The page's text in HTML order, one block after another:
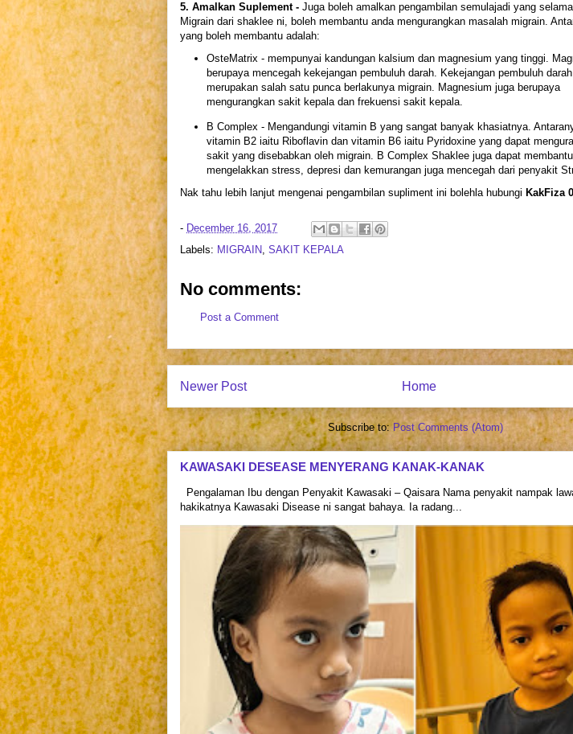
5. Amalkan Suplement - Juga boleh amalkan pengambilan semulajadi yang
Migrain dari shaklee ni, boleh membantu anda mengurangkan masalah migrain.
yang boleh membantu adalah:
OsteMatrix - mempunyai kandungan kalsium dan magnesium yang tinggi.
berupaya mencegah kekejangan pembuluh darah. Kekejangan pembuluh darah
merupakan salah satu punca berlakunya migrain. Magnesium juga berupaya
mengurangkan sakit kepala dan frekuensi sakit kepala.
B Complex - Mengandungi vitamin B yang sangat banyak khasiatnya.
vitamin B2 iaitu Riboflavin dan vitamin B6 iaitu Pyridoxine yang dapat
sakit yang disebabkan oleh migrain. B Complex Shaklee juga dapat membantu
mengelakkan stress, depresi dan kemurangan juga mencegah dari penyakit
Nak tahu lebih lanjut mengenai pengambilan supliment ini bolehla hubungi KakFiza
- December 16, 2017
Labels: MIGRAIN SAKIT KEPALA
No comments:
Post a Comment
Newer Post Home
Subscribe to:Post Comments (Atom)
KAWASAKI DESEASE MENYERANG KANAK-KANAK
Pengalaman Ibu dengan Penyakit Kawasaki – Qaisara Nama penyakit nampak
hakikatnya Kawasaki Disease ni sangat bahaya. Ia radang...